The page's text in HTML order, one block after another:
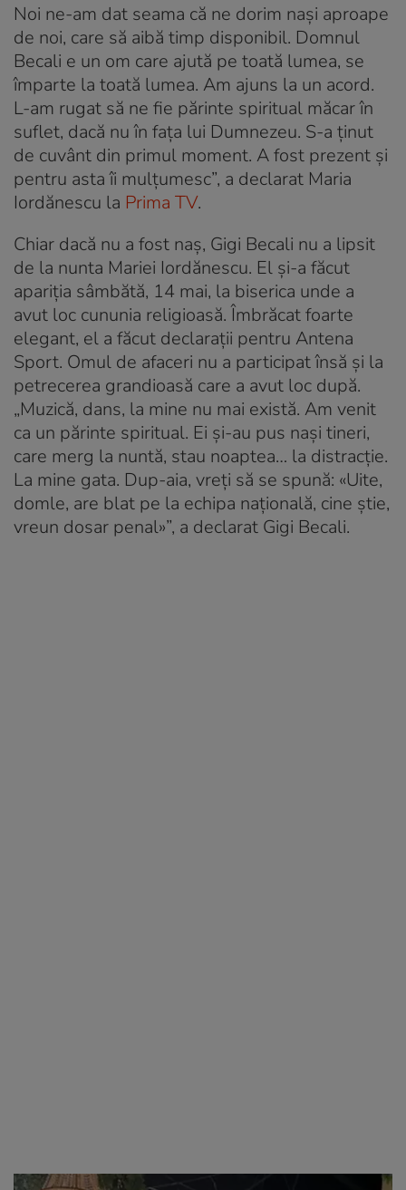
Noi ne-am dat seama că ne dorim nași aproape
de noi, care să aibă timp disponibil. Domnul
Becali e un om care ajută pe toată lumea, se
împarte la toată lumea. Am ajuns la un acord.
L-am rugat să ne fie părinte spiritual măcar în
suflet, dacă nu în fața lui Dumnezeu. S-a ținut
de cuvânt din primul moment. A fost prezent și
pentru asta îi mulțumesc”, a declarat Maria
Iordănescu la Prima TV.
Chiar dacă nu a fost naș, Gigi Becali nu a lipsit
de la nunta Mariei Iordănescu. El și-a făcut
apariția sâmbătă, 14 mai, la biserica unde a
avut loc cununia religioasă. Îmbrăcat foarte
elegant, el a făcut declarații pentru Antena
Sport. Omul de afaceri nu a participat însă și la
petrecerea grandioasă care a avut loc după.
„Muzică, dans, la mine nu mai există. Am venit
ca un părinte spiritual. Ei şi-au pus naşi tineri,
care merg la nuntă, stau noaptea… la distracţie.
La mine gata. Dup-aia, vreţi să se spună: «Uite,
domle, are blat pe la echipa naţională, cine ştie,
vreun dosar penal»”, a declarat Gigi Becali.